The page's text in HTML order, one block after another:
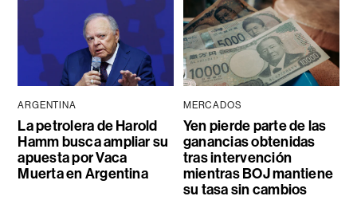
ARGENTINA
La petrolera de Harold
Hamm busca ampliar su
apuesta por Vaca
Muerta en Argentina
MERCADOS
Yen pierde parte de las
ganancias obtenidas
tras intervención
mientras BOJ mantiene
su tasa sin cambios